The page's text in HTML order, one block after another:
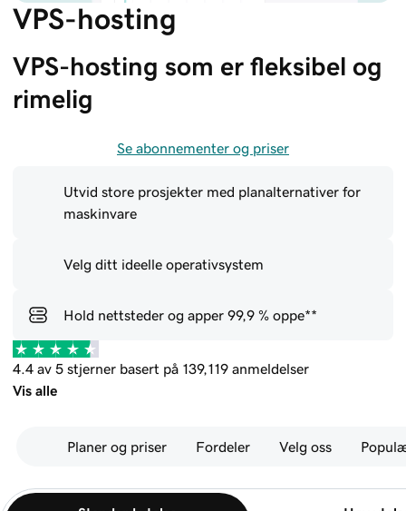
VPS-hosting
VPS-hosting som er fleksibel og
rimelig
Utvid store prosjekter med planalternativer for
maskinvare
Velg ditt ideelle operativsystem
Hold nettsteder og apper 99,9 % oppe**
Se abonnementer og priser
4.4 av 5 stjerner basert på 139,119 anmeldelser
Vis alle
Planer og priser Fordeler Velg oss